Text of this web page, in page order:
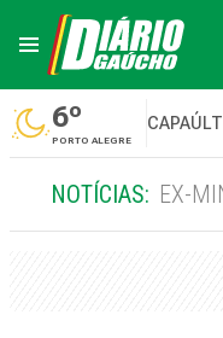
6º
PORTO ALEGRE
CAPA
NOTÍCIAS: EX-